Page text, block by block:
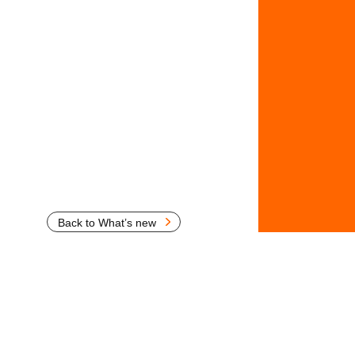
Back to What’s new